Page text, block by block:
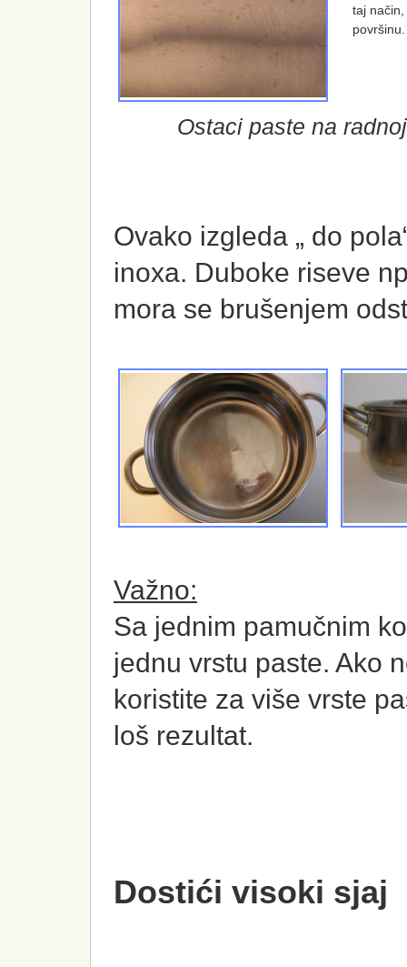
taj
površinu.
Ostaci paste na radnoj
Ovako izgleda „ do
inoxa. Duboke riseve
mora se brušenjem
Važno:
Sa jednim pamučnim
jednu vrstu paste. Ako
koristite za više vrste
loš rezultat.
Dostići visoki sjaj